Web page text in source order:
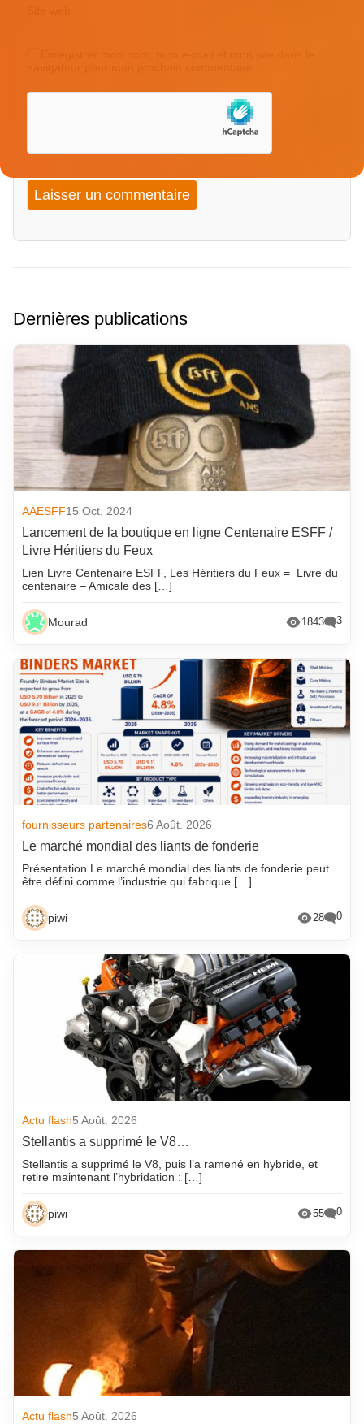
Dernières publications
AAESFF15 Oct. 2024
Lancement de la boutique en ligne Centenaire ESFF /
Livre Héritiers du Feux
Lien Livre Centenaire ESFF, Les Héritiers du Feux = Livre du
centenaire – Amicale des […]
Mourad 1843 3
fournisseurs partenaires6 Août. 2026
Le marché mondial des liants de fonderie
Présentation Le marché mondial des liants de fonderie peut
être défini comme l’industrie qui fabrique […]
piwi 28 0
Actu flash5 Août. 2026
Stellantis a supprimé le V8…
Stellantis a supprimé le V8, puis l’a ramené en hybride, et
retire maintenant l’hybridation : […]
piwi 55 0
Actu flash5 Août. 2026